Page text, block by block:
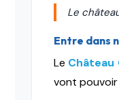
Le
Entre dans
Le Château
vont pouvoir